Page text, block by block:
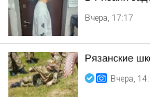
Вчера, 17:17
Рязанские
Вчера,